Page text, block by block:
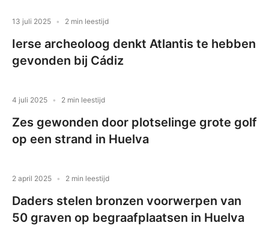
13 juli 2025 2 min leestijd
Ierse archeoloog denkt Atlantis te hebben
gevonden bij Cádiz
4 juli 2025 2 min leestijd
Zes gewonden door plotselinge grote golf
op een strand in Huelva
2 april 2025 2 min leestijd
Daders stelen bronzen voorwerpen van
50 graven op begraafplaatsen in Huelva